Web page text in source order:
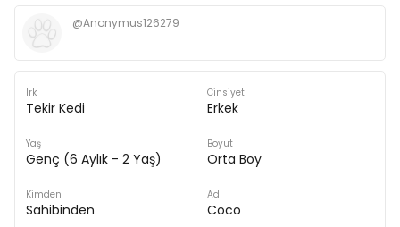
@Anonymus126279
Irk
Tekir Kedi
Cinsiyet
Erkek
Yaş
Genç (6 Aylık - 2 Yaş)
Boyut
Orta Boy
Kimden
Sahibinden
Adı
Coco